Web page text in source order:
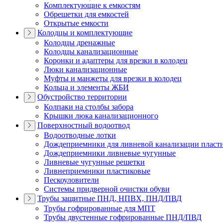
Комплектующие к емкостям
Обрешетки для емкостей
Открытые емкости
Колодцы и комплектующие
Колодцы дренажные
Колодцы канализационные
Коронки и адаптеры для врезки в колодец
Люки канализационные
Муфты и манжеты для врезки в колодец
Кольца и элементы ЖБИ
Обустройство территории
Колпаки на столбы забора
Крышки люка канализационного
Поверхностный водоотвод
Водоотводные лотки
Дождеприемники для ливневой канализации
Дождеприемники ливневые чугунные
Ливневые чугунные решетки
Ливнеприемники пластиковые
Пескоуловители
Системы придверной очистки обуви
Трубы защитные ПНД, НПВХ, ПНД/ПВД
Трубы гофрированные для МПТ
Трубы двустенные гофрированные ПНД/ПВД